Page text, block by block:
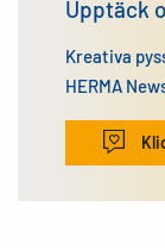
Upptäck
Kreativa
HERMA